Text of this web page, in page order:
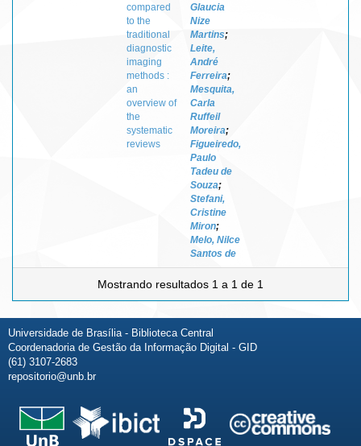
compared
to the
traditional
diagnostic
imaging
methods :
an
overview of
the
systematic
reviews
Glaucia
Nize
Martins;
Leite,
André
Ferreira;
Mesquita,
Carla
Ruffeil
Moreira;
Figueiredo,
Paulo
Tadeu de
Souza;
Stefani,
Cristine
Miron;
Melo, Nilce
Santos de
Mostrando resultados 1 a 1 de 1
Universidade de Brasília - Biblioteca Central
Coordenadoria de Gestão da Informação Digital - GID
(61) 3107-2683
repositorio@unb.br